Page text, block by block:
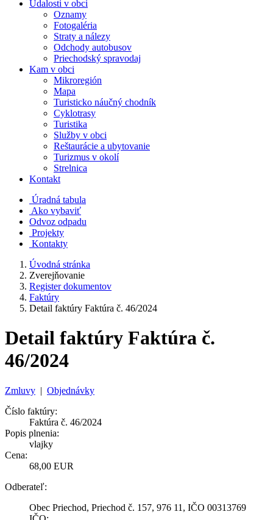
Udalosti v obci
Oznamy
Fotogaléria
Straty a nálezy
Odchody autobusov
Priechodský spravodaj
Kam v obci
Mikroregión
Mapa
Turisticko náučný chodník
Cyklotrasy
Turistika
Služby v obci
Reštaurácie a ubytovanie
Turizmus v okolí
Strelnica
Kontakt
Úradná tabula
Ako vybaviť
Odvoz odpadu
Projekty
Kontakty
Úvodná stránka
Zverejňovanie
Register dokumentov
Faktúry
Detail faktúry Faktúra č. 46/2024
Detail faktúry Faktúra č.
46/2024
Zmluvy | Objednávky
Číslo faktúry:
Faktúra č. 46/2024
Popis plnenia:
vlajky
Cena:
68,00 EUR
Odberateľ:
Obec Priechod, Priechod č. 157, 976 11, IČO 00313769